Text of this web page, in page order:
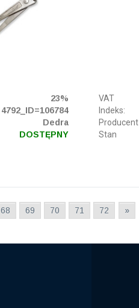
23%
4792_ID=106784
Dedra
DOSTĘPNY
VAT
Indeks:
Producent
Stan
68 69 70 71 72 »